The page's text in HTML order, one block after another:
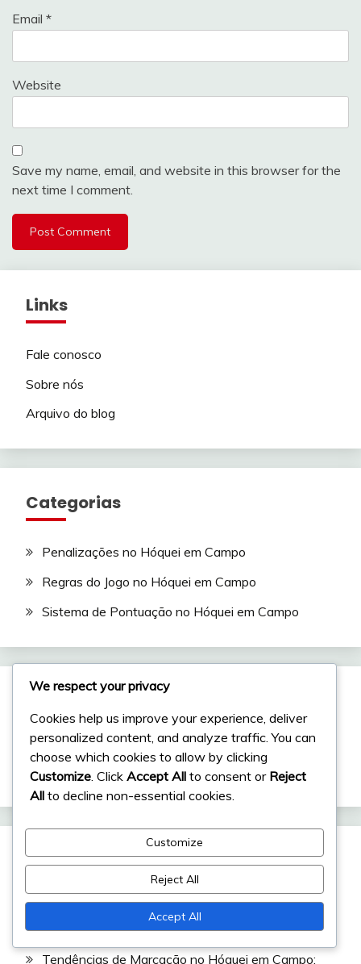
Email *
Website
Save my name, email, and website in this browser for the
next time I comment.
Links
Fale conosco
Sobre nós
Arquivo do blog
Categorias
Penalizações no Hóquei em Campo
Regras do Jogo no Hóquei em Campo
Sistema de Pontuação no Hóquei em Campo
Pesquisar
Search
for:
Publicações recentes
Celebrações de Golos no Hóquei em Campo:
Regulamentos, Tradições, Implicações
Tendências de Marcação no Hóquei em Campo:
We respect your privacy
Cookies help us improve your experience, deliver
personalized content, and analyze traffic. You can
choose which cookies to allow by clicking
Customize . Click Accept All to consent or Reject
All to decline non-essential cookies.
Customize
Reject All
Accept All